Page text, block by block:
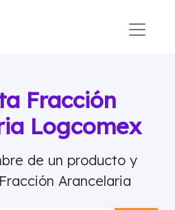
Fracción
Logcomex
de un producto y
Arancelaria